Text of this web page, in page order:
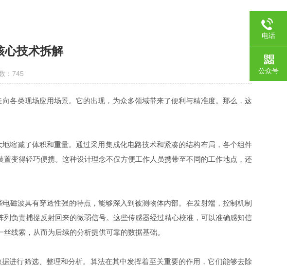
心技术拆解
：745
类现场应用场景。它的出现，为众多领域带来了便利与精准度。那么，这
缩减了体积和重量。通过采用集成化电路技术和紧凑的结构布局，各个组件
变得轻巧便携。这种设计理念不仅方便工作人员携带至不同的工作地点，还
波具有穿透性强的特点，能够深入到被测物体内部。在发射端，控制机制
负责捕捉反射回来的微弱信号。这些传感器经过精心校准，可以准确感知信
线索，从而为后续的分析提供可靠的数据基础。
行筛选、整理和分析。算法在其中发挥着至关重要的作用，它们能够去除
电话
公众号